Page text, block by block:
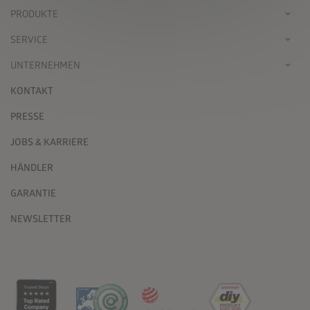
PRODUKTE
SERVICE
UNTERNEHMEN
KONTAKT
PRESSE
JOBS & KARRIERE
HÄNDLER
GARANTIE
NEWSLETTER